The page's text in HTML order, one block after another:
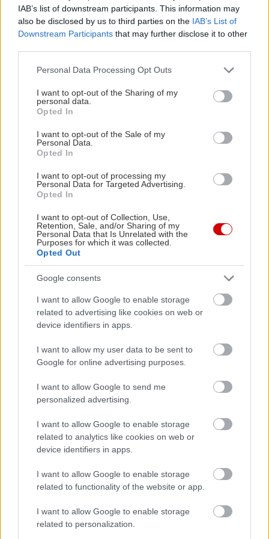
IAB’s list of downstream participants. This information may
also be disclosed by us to third parties on the IAB’s List of
Downstream Participants that may further disclose it to other
Please note that this website/app uses one or more Google
not limited to your visit or usage behaviour. You may click to
grant or deny consent to Google and its third-party tags to
use your data for below specified purposes in below Google
consent section.
Personal Data Processing Opt Outs
I want to opt-out of the Sharing of my
personal data.
Opted In
I want to opt-out of the Sale of my
Personal Data.
Opted In
I want to opt-out of processing my
Personal Data for Targeted Advertising.
Opted In
I want to opt-out of Collection, Use,
Retention, Sale, and/or Sharing of my
Personal Data that Is Unrelated with the
Purposes for which it was collected.
Opted Out
Google consents
I want to allow Google to enable storage
related to advertising like cookies on web or
device identifiers in apps.
I want to allow my user data to be sent to
Google for online advertising purposes.
I want to allow Google to send me
personalized advertising.
I want to allow Google to enable storage
related to analytics like cookies on web or
device identifiers in apps.
I want to allow Google to enable storage
related to functionality of the website or app.
I want to allow Google to enable storage
related to personalization.
Αραχτοποτείον είναι το απόλυτο place to be για
να την αράξεις με τις ώρες. Στον κατάλογο θα
βρεις παραδοσιακές και γευστικότατες στάνταρ
αραχτοσαλάτα με μαρούλι, ρόκα και παρμεζάνα,
και ποικιλίες με κρεατικά και πατάτες τηγανιτές
χωρίς να δώσεις περισσότερα από12-15€ το
θα μείνει κάτιτις από το 20ρικο για να τα
επενδύσεις στο βραδινό πιοτί σου.
Σουβλάκι κανείς;
Dirty Gourmet
Λεωφ. Πεντέλης 104, Χαλάνδρι, τηλ.: 2106890046